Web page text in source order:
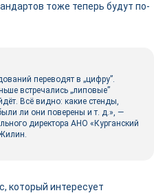
тоже теперь будут по-
переводят в „цифру”.
встречались „липовые”
Всё видно: какие стенды,
ли они поверены и т. д.», —
директора АНО «Курганский
который интересует